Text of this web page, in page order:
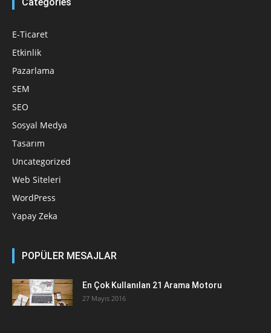
E-Ticaret
Etkinlik
Pazarlama
SEM
SEO
Sosyal Medya
Tasarım
Uncategorized
Web Siteleri
WordPress
Yapay Zeka
POPÜLER MESAJLAR
En Çok Kullanılan 21 Arama Motoru
27 Mayıs 2016